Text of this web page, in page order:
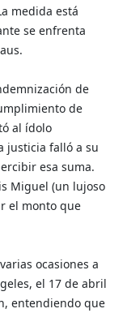
medida está
se enfrenta
de
de
al ídolo
justicia falló a su
esa suma.
Miguel (un lujoso
el monto que
ocasiones a
el 17 de abril
entendiendo que